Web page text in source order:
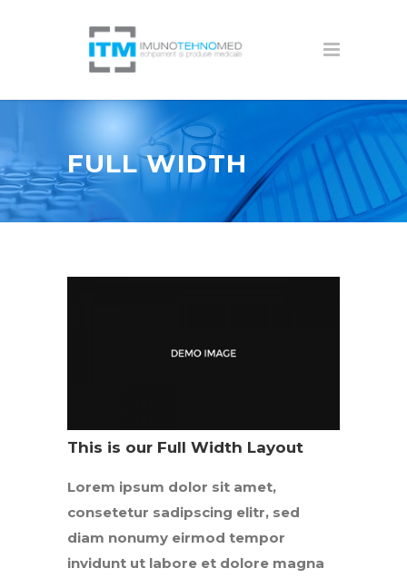
FULL WIDTH
This is our Full Width Layout
Lorem ipsum dolor sit amet,
consetetur sadipscing elitr, sed
diam nonumy eirmod tempor
invidunt ut labore et dolore magna